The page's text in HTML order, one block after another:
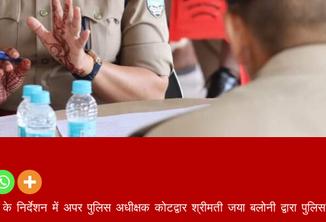
निर्देशन में अपर पुलिस अधीक्षक कोटद्वार श्रीमती जया बलोनी द्वारा पुलिस